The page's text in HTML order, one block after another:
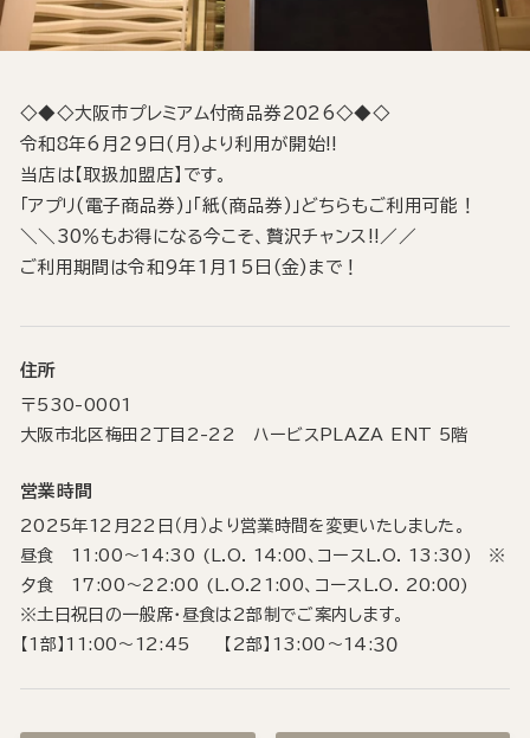
◇◆◇大阪市プレミアム付商品券2026◇◆◇
令和8年6月29日(月)より利用が開始!!
当店は【取扱加盟店】です。
「アプリ(電子商品券)」「紙(商品券)」どちらもご利用可能！
＼＼30％もお得になる今こそ、贅沢チャンス!!／／
ご利用期間は令和9年1月15日(金)まで！
住所
〒530-0001
大阪市北区梅田2丁目2-22 ハービスPLAZA ENT 5階
営業時間
2025年12月22日（月）より営業時間を変更いたしました。
昼食 11:00～14:30 (L.O. 14:00、コースL.O. 13:30) ※
夕食 17:00～22:00 (L.O.21:00、コースL.O. 20:00)
※土日祝日の一般席・昼食は2部制でご案内します。
【1部】11:00～12:45 【2部】13:00～14:３０